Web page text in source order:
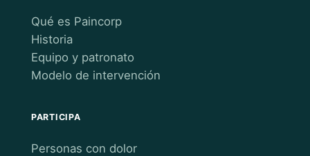
Qué es Paincorp
Historia
Equipo y patronato
Modelo de intervención
PARTICIPA
Personas con dolor